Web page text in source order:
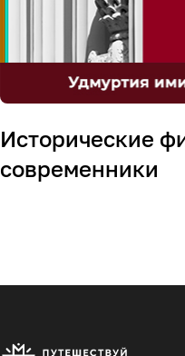
Исторические
современники